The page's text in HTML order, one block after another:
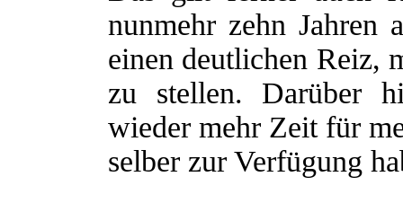
nunmehr zehn Jahren
einen deutlichen Reiz,
zu stellen. Darüber
wieder mehr Zeit für
selber zur Verfügung